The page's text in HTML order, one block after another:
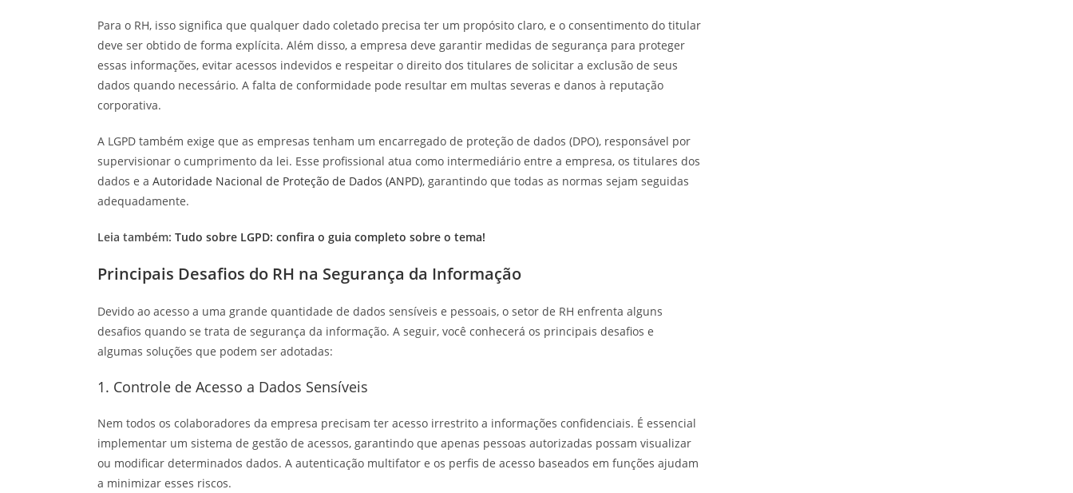
Para o RH, isso significa que qualquer dado coletado precisa ter um propósito claro, e o consentimento do titular
deve ser obtido de forma explícita. Além disso, a empresa deve garantir medidas de segurança para proteger
essas informações, evitar acessos indevidos e respeitar o direito dos titulares de solicitar a exclusão de seus
dados quando necessário. A falta de conformidade pode resultar em multas severas e danos à reputação
corporativa.
A LGPD também exige que as empresas tenham um encarregado de proteção de dados (DPO), responsável por
supervisionar o cumprimento da lei. Esse profissional atua como intermediário entre a empresa, os titulares dos
dados e a Autoridade Nacional de Proteção de Dados (ANPD), garantindo que todas as normas sejam seguidas
adequadamente.
Leia também: Tudo sobre LGPD: confira o guia completo sobre o tema!
Principais Desafios do RH na Segurança da Informação
Devido ao acesso a uma grande quantidade de dados sensíveis e pessoais, o setor de RH enfrenta alguns
desafios quando se trata de segurança da informação. A seguir, você conhecerá os principais desafios e
algumas soluções que podem ser adotadas:
1. Controle de Acesso a Dados Sensíveis
Nem todos os colaboradores da empresa precisam ter acesso irrestrito a informações confidenciais. É essencial
implementar um sistema de gestão de acessos, garantindo que apenas pessoas autorizadas possam visualizar
ou modificar determinados dados. A autenticação multifator e os perfis de acesso baseados em funções ajudam
a minimizar esses riscos.